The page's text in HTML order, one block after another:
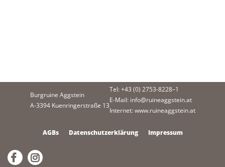
Burgruine Aggstein
A-3394 Kuenringerstraße 13
Tel: +43 (0) 2753-8228–1
E-Mail: info@ruineaggstein.at
Internet: www.ruineaggstein.at
AGBs Datenschutzerklärung Impressum